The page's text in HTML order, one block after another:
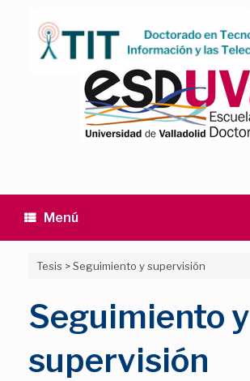
contenido
Menú
Tesis >Seguimiento y supervisión
Seguimiento y
supervisión